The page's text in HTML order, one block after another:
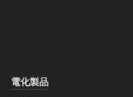
電化製品